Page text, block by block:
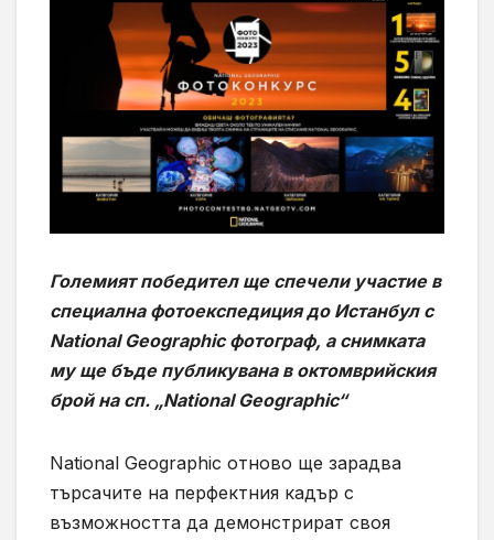
Големият победител ще спечели участие в
специална фотоекспедиция до Истанбул с
National Geographic фотограф, а снимката
му ще бъде публикувана в октомврийския
брой на сп. „National Geographic“
National Geographic отново ще зарадва
търсачите на перфектния кадър с
възможността да демонстрират своя